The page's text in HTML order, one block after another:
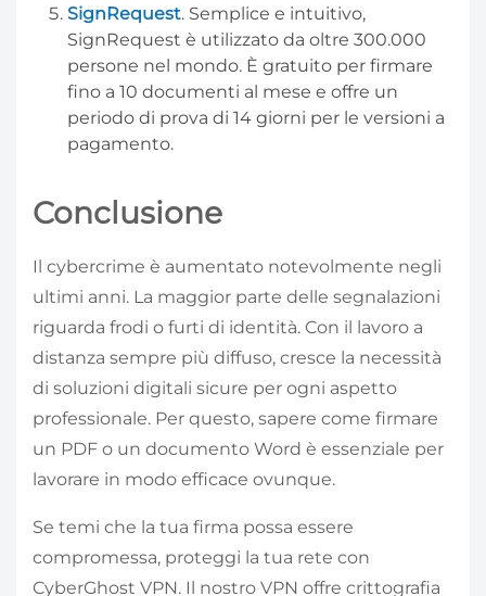
SignRequest. Semplice e intuitivo,
SignRequest è utilizzato da oltre 300.000
persone nel mondo. È gratuito per firmare
fino a 10 documenti al mese e offre un
periodo di prova di 14 giorni per le versioni a
pagamento.
Conclusione
Il cybercrime è aumentato notevolmente negli
ultimi anni. La maggior parte delle segnalazioni
riguarda frodi o furti di identità. Con il lavoro a
distanza sempre più diffuso, cresce la necessità
di soluzioni digitali sicure per ogni aspetto
professionale. Per questo, sapere come firmare
un PDF o un documento Word è essenziale per
lavorare in modo efficace ovunque.
Se temi che la tua firma possa essere
compromessa, proteggi la tua rete con
CyberGhost VPN. Il nostro VPN offre crittografia